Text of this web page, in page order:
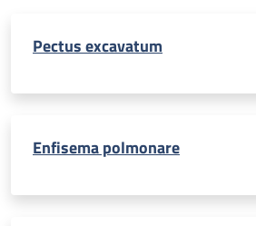
Pectus excavatum
Enfisema polmonare